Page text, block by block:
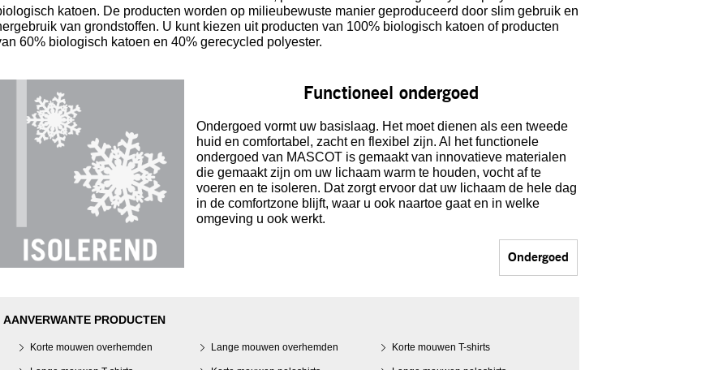
katoen. De producten worden op milieubewuste manier geproduceerd door slim gebruik en
van grondstoffen. U kunt kiezen uit producten van 100% biologisch katoen of producten
60% biologisch katoen en 40% gerecycled polyester.
Functioneel ondergoed
Ondergoed vormt uw basislaag. Het moet dienen als een tweede
huid en comfortabel, zacht en flexibel zijn. Al het functionele
ondergoed van MASCOT is gemaakt van innovatieve materialen
die gemaakt zijn om uw lichaam warm te houden, vocht af te
voeren en te isoleren. Dat zorgt ervoor dat uw lichaam de hele dag
in de comfortzone blijft, waar u ook naartoe gaat en in welke
omgeving u ook werkt.
Ondergoed
AANVERWANTE PRODUCTEN
Korte mouwen overhemden Lange mouwen overhemden Korte mouwen T-shirts